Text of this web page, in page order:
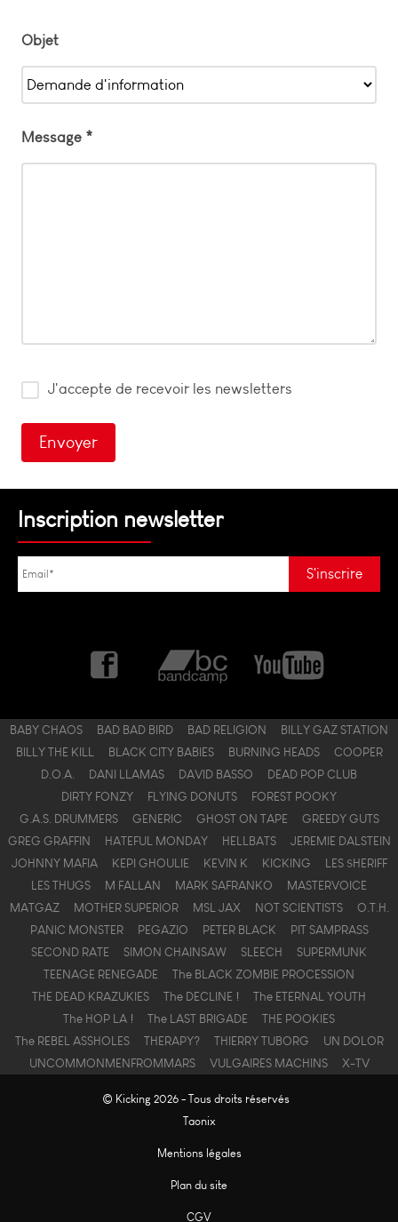
Objet
Message *
J'accepte de recevoir les newsletters
Inscription newsletter
BABY CHAOS BAD BAD BIRD BAD RELIGION
BILLY GAZ STATION
BILLY THE KILL
BLACK CITY BABIES BURNING HEADS
COOPER
D.O.A.
DANI LLAMAS DAVID BASSO
DEAD POP CLUB
DIRTY FONZY
FLYING DONUTS
FOREST POOKY
G.A.S. DRUMMERS
GENERIC GHOST ON TAPE
GREEDY GUTS
GREG GRAFFIN
HATEFUL MONDAY HELLBATS
JEREMIE DALSTEIN
JOHNNY MAFIA
KEPI GHOULIE KEVIN K KICKING
LES $HERIFF
LES THUGS
M FALLAN MARK SAFRANKO
MASTERVOICE
MATGAZ
MOTHER SUPERIOR MSL JAX NOT SCIENTISTS
O.T.H.
PANIC MONSTER
PEGAZIO PETER BLACK
PIT SAMPRASS
SECOND RATE
SIMON CHAINSAW SLEECH
SUPERMUNK
TEENAGE RENEGADE
The BLACK ZOMBIE PROCESSION
THE DEAD KRAZUKIES
The DECLINE !
The ETERNAL YOUTH
The HOP LA !
The LAST BRIGADE
THE POOKIES
The REBEL ASSHOLES
THERAPY? THIERRY TUBORG
UN DOLOR
UNCOMMONMENFROMMARS
VULGAIRES MACHINS X-TV
© Kicking 2026 - Tous droits réservés
Taonix
Mentions légales
Plan du site
CGV